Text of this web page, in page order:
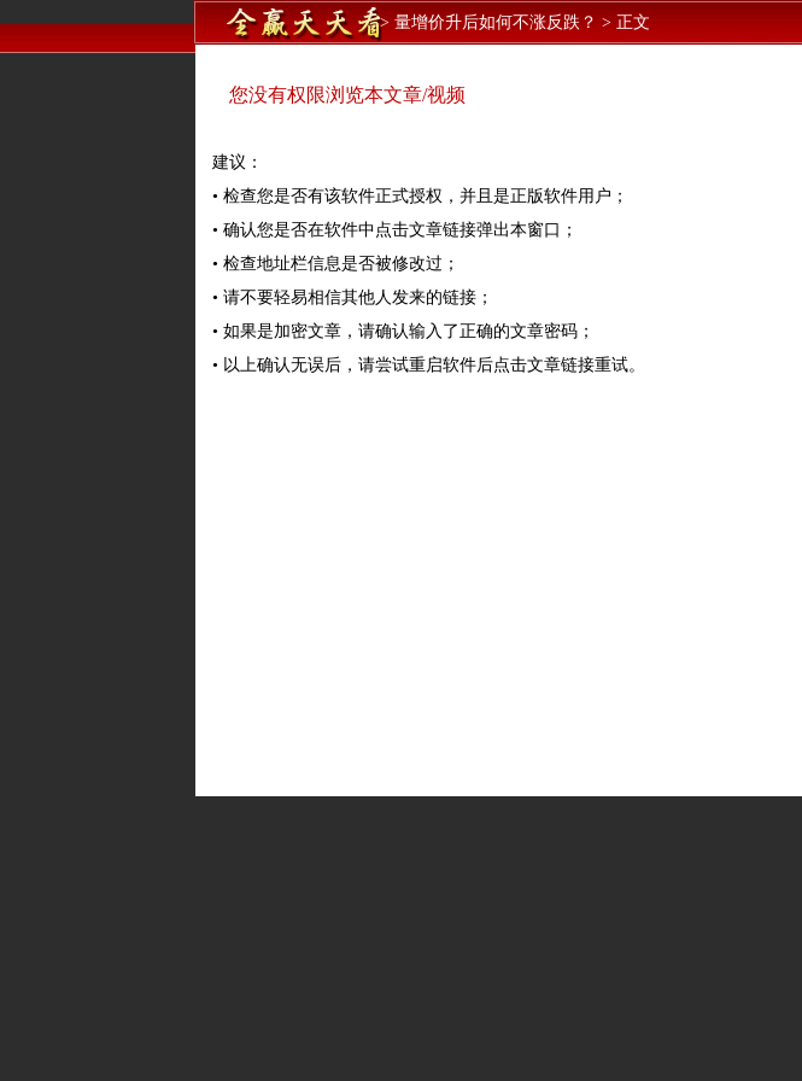
>量增价升后如何不涨反跌？ >正文
您没有权限浏览本文章/视频
建议：
• 检查您是否有该软件正式授权，并且是正版软件用户；
• 确认您是否在软件中点击文章链接弹出本窗口；
• 检查地址栏信息是否被修改过；
• 请不要轻易相信其他人发来的链接；
• 如果是加密文章，请确认输入了正确的文章密码；
• 以上确认无误后，请尝试重启软件后点击文章链接重试。